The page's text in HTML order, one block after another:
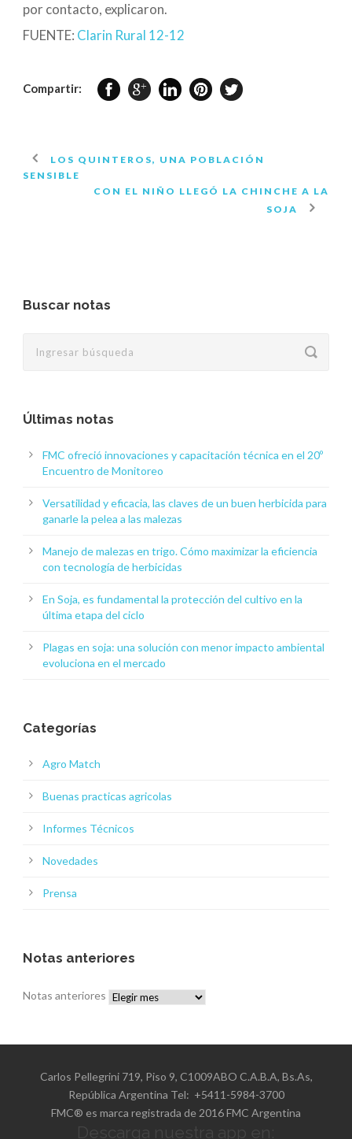
por contacto, explicaron.
FUENTE: Clarin Rural 12-12
Compartir:
LOS QUINTEROS, UNA POBLACIÓN
SENSIBLE
CON EL NIÑO LLEGÓ LA CHINCHE A LA
SOJA
Buscar notas
Últimas notas
FMC ofreció innovaciones y capacitación técnica en el 20º
Encuentro de Monitoreo
Versatilidad y eficacia, las claves de un buen herbicida para
ganarle la pelea a las malezas
Manejo de malezas en trigo. Cómo maximizar la eficiencia
con tecnología de herbicidas
En Soja, es fundamental la protección del cultivo en la
última etapa del ciclo
Plagas en soja: una solución con menor impacto ambiental
evoluciona en el mercado
Categorías
Agro Match
Buenas practicas agricolas
Informes Técnicos
Novedades
Prensa
Notas anteriores
Notas anteriores
Carlos Pellegrini 719, Piso 9, C1009ABO C.A.B.A, Bs.As,
República Argentina Tel: +5411-5984-3700
FMC® es marca registrada de 2016 FMC Argentina
Descarga nuestra app en: